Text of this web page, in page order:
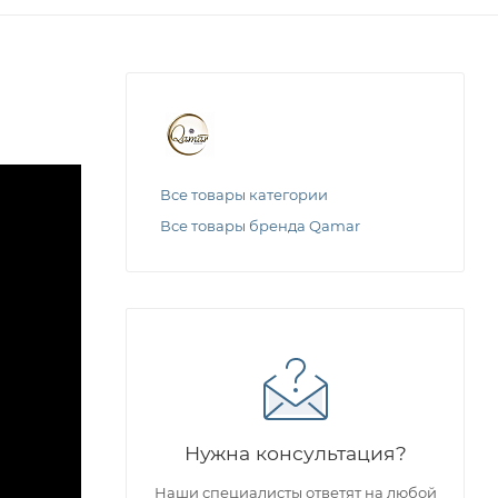
Все товары категории
Все товары бренда Qamar
Нужна консультация?
Наши специалисты ответят на любой